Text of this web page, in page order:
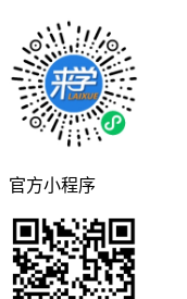
官方小程序